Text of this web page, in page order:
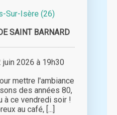
Sur-Isère (26)
SAINT BARNARD
2026 à 19h30
mettre l'ambiance
des années 80,
à ce vendredi soir !
au café, [...]